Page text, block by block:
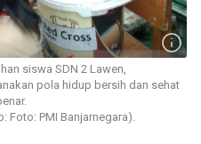
siswa SDN 2 Lawen,
pola hidup bersih dan sehat
Foto: PMI Banjarnegara).